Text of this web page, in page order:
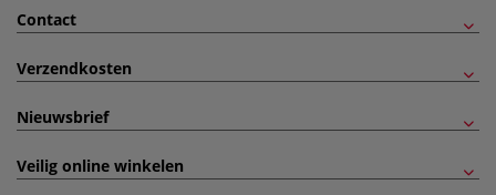
Contact
Verzendkosten
Nieuwsbrief
Veilig online winkelen